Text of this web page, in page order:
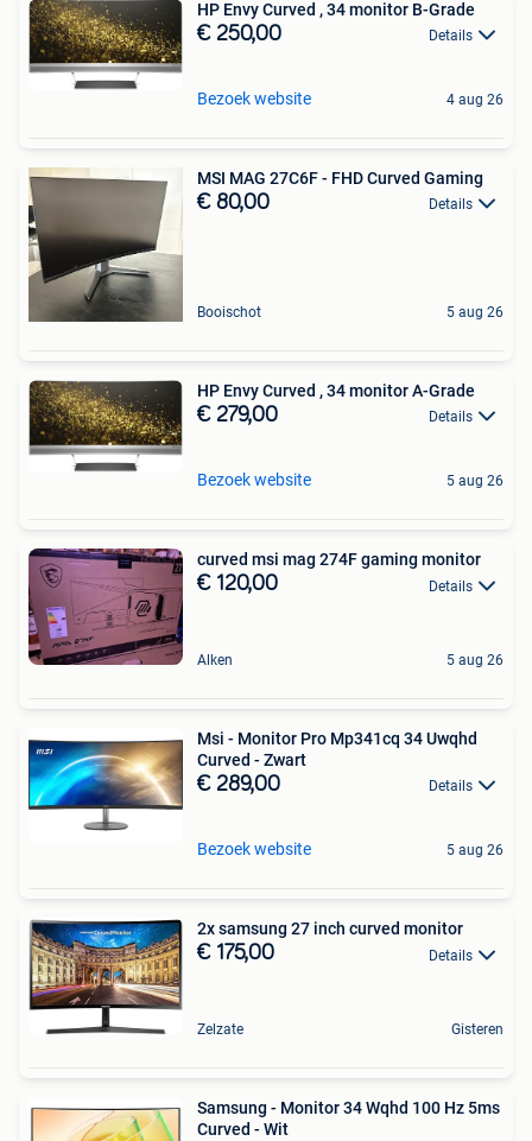
HP Envy Curved , 34 monitor B-Grade
€ 250,00 Details
Bezoek website 4 aug 26
MSI MAG 27C6F - FHD Curved Gaming
€ 80,00 Details
Booischot 5 aug 26
HP Envy Curved , 34 monitor A-Grade
€ 279,00 Details
Bezoek website 5 aug 26
curved msi mag 274F gaming monitor
€ 120,00 Details
Alken 5 aug 26
Msi - Monitor Pro Mp341cq 34 Uwqhd
Curved - Zwart
€ 289,00 Details
Bezoek website 5 aug 26
2x samsung 27 inch curved monitor
€ 175,00 Details
Zelzate Gisteren
Samsung - Monitor 34 Wqhd 100 Hz 5ms
Curved - Wit